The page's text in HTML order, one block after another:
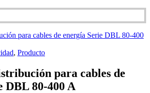
, Producto
para cables de
DBL 80-400 A